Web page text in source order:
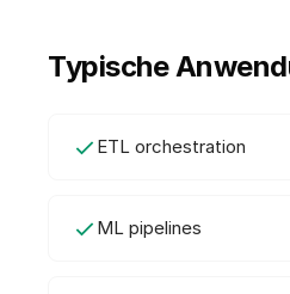
Typische
ETL orchestration
ML pipelines